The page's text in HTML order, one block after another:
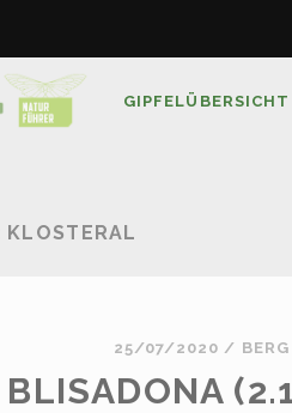
GIPFELÜBERSICHT
KLOSTERAL
25/07/2020 / BERG
BLISADONA